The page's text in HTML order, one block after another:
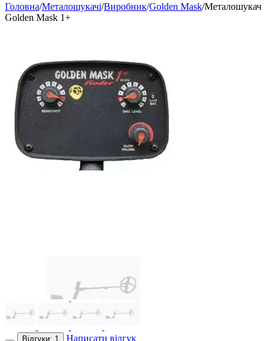
Головна/Металошукачі/Виробник/Golden Mask/Металошукач
Golden Mask 1+
Відгуки: 1 Написати відгук